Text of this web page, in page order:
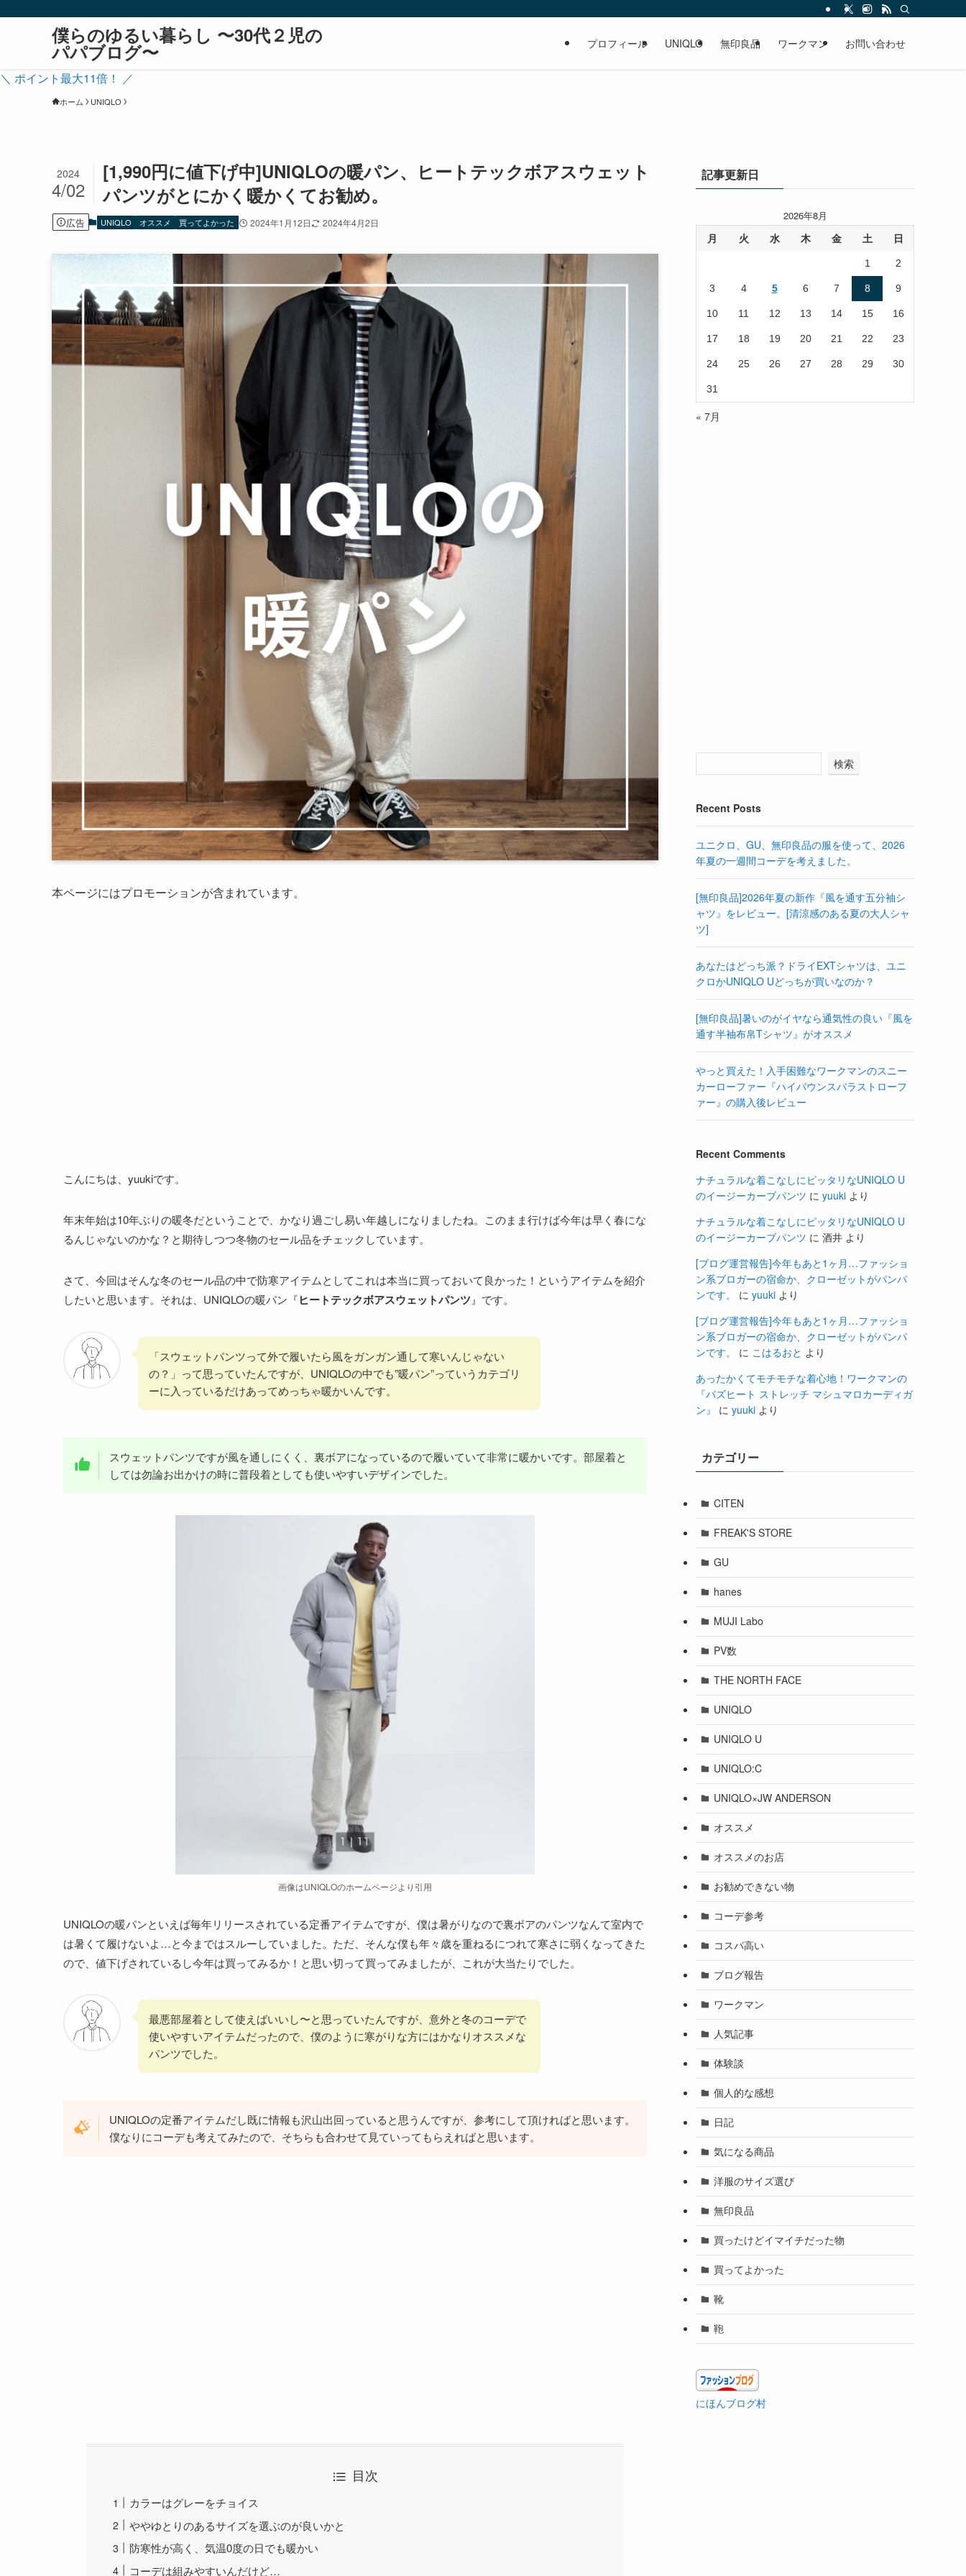
僕らのゆるい暮らし 〜30代２児の
パパブログ〜 プロフィール UNIQLO 無印良品 ワークマン お問い合わせ
＼ ポイント最大11倍！ ／
ホーム UNIQLO
[1,990円に値下げ中]UNIQLOの暖パン、ヒートテックボアスウェット
パンツがとにかく暖かくてお勧め。
2024
4/02
広告 UNIQLO オススメ 買ってよかった 2024年1月12日 2024年4月2日
本ページにはプロモーションが含まれています。
こんにちは、yuukiです。
年末年始は10年ぶりの暖冬だということで、かなり過ごし易い年越しになりましたね。このまま行けば今年は早く春にな
るんじゃないのかな？と期待しつつ冬物のセール品をチェックしています。
さて、今回はそんな冬のセール品の中で防寒アイテムとしてこれは本当に買っておいて良かった！というアイテムを紹介
したいと思います。それは、UNIQLOの暖パン『ヒートテックボアスウェットパンツ』です。
「スウェットパンツって外で履いたら風をガンガン通して寒いんじゃない
の？」って思っていたんですが、UNIQLOの中でも”暖パン”っていうカテゴリ
ーに入っているだけあってめっちゃ暖かいんです。
スウェットパンツですが風を通しにくく、裏ボアになっているので履いていて非常に暖かいです。部屋着と
しては勿論お出かけの時に普段着としても使いやすいデザインでした。
画像はUNIQLOのホームページより引用
UNIQLOの暖パンといえば毎年リリースされている定番アイテムですが、僕は暑がりなので裏ボアのパンツなんて室内で
は暑くて履けないよ…と今まではスルーしていました。ただ、そんな僕も年々歳を重ねるにつれて寒さに弱くなってきた
ので、値下げされているし今年は買ってみるか！と思い切って買ってみましたが、これが大当たりでした。
最悪部屋着として使えばいいし〜と思っていたんですが、意外と冬のコーデで
使いやすいアイテムだったので、僕のように寒がりな方にはかなりオススメな
パンツでした。
UNIQLOの定番アイテムだし既に情報も沢山出回っていると思うんですが、参考にして頂ければと思います。
僕なりにコーデも考えてみたので、そちらも合わせて見ていってもらえればと思います。
目次
カラーはグレーをチョイス
ややゆとりのあるサイズを選ぶのが良いかと
防寒性が高く、気温0度の日でも暖かい
コーデは組みやすいんだけど…
記事更新日
2026年8月
月 火 水 木 金 土 日
1 2
3 4 5 6 7 8 9
10 11 12 13 14 15 16
17 18 19 20 21 22 23
24 25 26 27 28 29 30
31
« 7月
検索
Recent Posts
ユニクロ、GU、無印良品の服を使って、2026
年夏の一週間コーデを考えました。
[無印良品]2026年夏の新作『風を通す五分袖シ
ャツ』をレビュー。[清涼感のある夏の大人シャ
ツ]
あなたはどっち派？ドライEXTシャツは、ユニ
クロかUNIQLO Uどっちが買いなのか？
[無印良品]暑いのがイヤなら通気性の良い『風を
通す半袖布帛Tシャツ』がオススメ
やっと買えた！入手困難なワークマンのスニー
カーローファー『ハイバウンスバラストローフ
ァー』の購入後レビュー
Recent Comments
ナチュラルな着こなしにピッタリなUNIQLO U
のイージーカーブパンツ に yuuki より
ナチュラルな着こなしにピッタリなUNIQLO U
のイージーカーブパンツ に 酒井 より
[ブログ運営報告]今年もあと1ヶ月…ファッショ
ン系ブロガーの宿命か、クローゼットがパンパ
ンです。
に yuuki より
[ブログ運営報告]今年もあと1ヶ月…ファッショ
ン系ブロガーの宿命か、クローゼットがパンパ
ンです。
に こはるおと より
あったかくてモチモチな着心地！ワークマンの
『バズヒート ストレッチ マシュマロカーディガ
ン』
に yuuki より
カテゴリー
CITEN
FREAK'S STORE
GU
hanes
MUJI Labo
PV数
THE NORTH FACE
UNIQLO
UNIQLO U
UNIQLO:C
UNIQLO×JW ANDERSON
オススメ
オススメのお店
お勧めできない物
コーデ参考
コスパ高い
ブログ報告
ワークマン
人気記事
体験談
個人的な感想
日記
気になる商品
洋服のサイズ選び
無印良品
買ったけどイマイチだった物
買ってよかった
靴
鞄
にほんブログ村